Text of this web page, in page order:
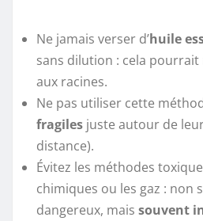
Ne jamais verser d’huile
sans dilution : cela
aux racines.
Ne pas utiliser cette
fragiles juste autour de
distance).
Évitez les méthodes
chimiques ou les gaz : non
dangereux, mais souvent